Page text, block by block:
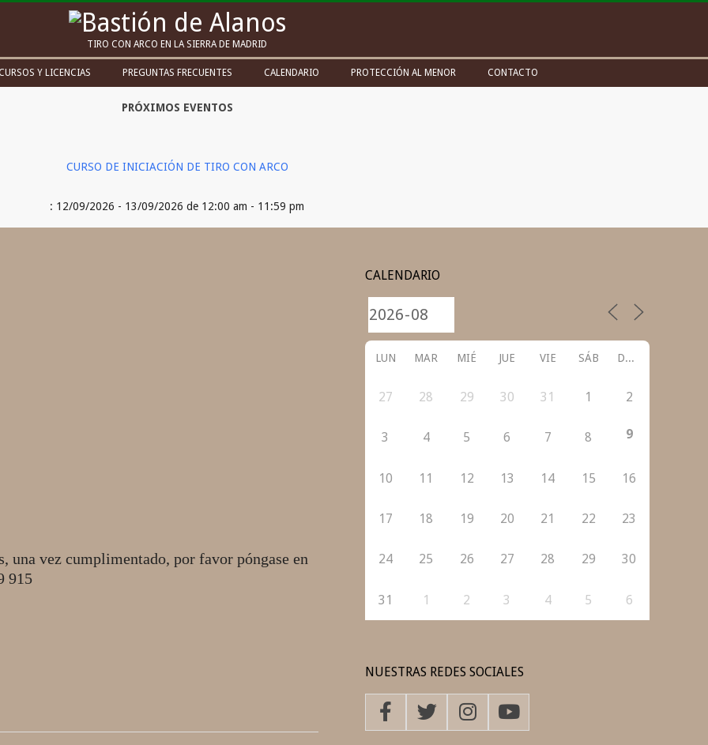
Bastión
de
Alanos
TIRO CON ARCO EN LA SIERRA DE MADRID
Y LICENCIAS PREGUNTAS FRECUENTES CALENDARIO PROTECCIÓN AL MENOR CONTACTO
PRÓXIMOS EVENTOS
CURSO DE INICIACIÓN DE TIRO CON ARCO
: 12/09/2026 - 13/09/2026 de 12:00 am - 11:59 pm
una vez cumplimentado, por favor póngase en
915
CALENDARIO
LUN MAR MIÉ JUE VIE SÁB DOM
27 28 29 30 31 1 2
3 4 5 6 7 8 9
10 11 12 13 14 15 16
17 18 19 20 21 22 23
24 25 26 27 28 29 30
31 1 2 3 4 5 6
NUESTRAS REDES SOCIALES